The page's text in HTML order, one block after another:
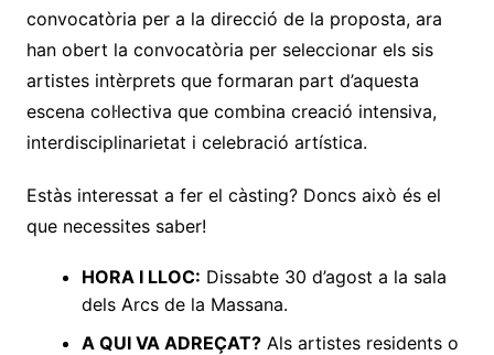
convocatòria per a la direcció de la proposta, ara
han obert la convocatòria per seleccionar els sis
artistes intèrprets que formaran part d’aquesta
escena col·lectiva que combina creació intensiva,
interdisciplinarietat i celebració artística.
Estàs interessat a fer el càsting? Doncs això és el
que necessites saber!
HORA I LLOC: Dissabte 30 d’agost a la sala
dels Arcs de la Massana.
A QUI VA ADREÇAT?Als artistes residents o